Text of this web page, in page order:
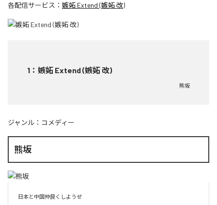
各配信サービス： 嫉妬 Extend (嫉妬 改)
1 ： 嫉妬 Extend (嫉妬 改)
熊坂
ジャンル： コメディー
熊坂
日本と中国仲良くしようぜ